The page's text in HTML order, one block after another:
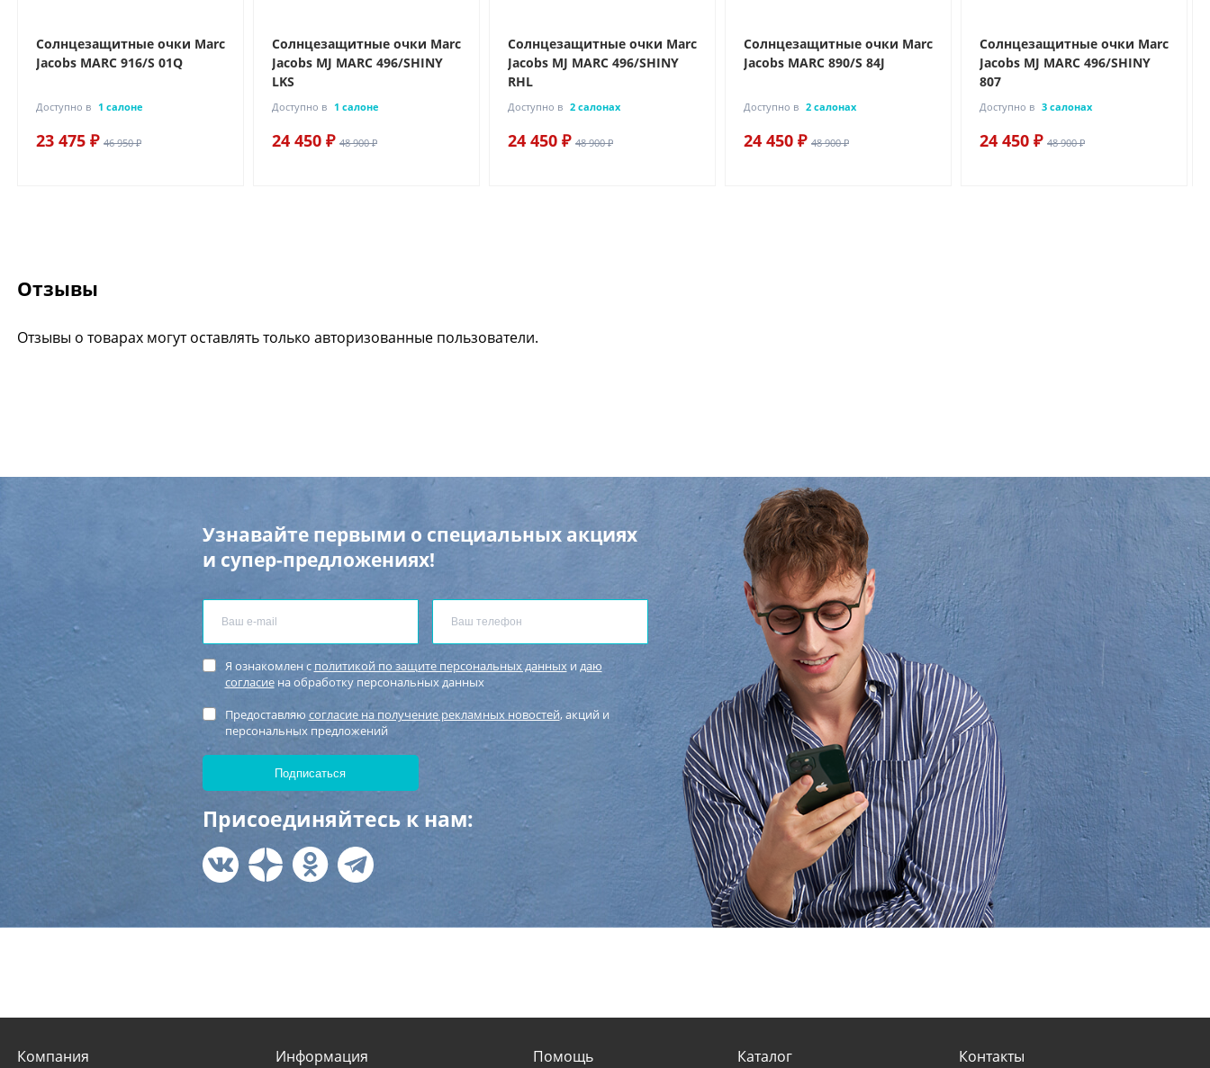
Солнцезащитные очки Marc
Jacobs MARC 916/S 01Q
Доступно в 1 салоне
23 475 ₽ 46 950 ₽
Солнцезащитные очки Marc
Jacobs MJ MARC 496/SHINY
LKS
Доступно в 1 салоне
24 450 ₽ 48 900 ₽
Солнцезащитные очки Marc
Jacobs MJ MARC 496/SHINY
RHL
Доступно в 2 салонах
24 450 ₽ 48 900 ₽
Солнцезащитные очки Marc
Jacobs MARC 890/S 84J
Доступно в 2 салонах
24 450 ₽ 48 900 ₽
Солнцезащитные очки Marc
Jacobs MJ MARC 496/SHINY
807
Доступно в 3 салонах
24 450 ₽ 48 900 ₽
Отзывы
Отзывы о товарах могут оставлять только авторизованные пользователи.
Узнавайте первыми о специальных акциях
и супер-предложениях!
Я ознакомлен с политикой по защите персональных данныхи даю
согласиена обработку персональных данных
Предоставляю согласие на получение рекламных новостей, акций и
персональных предложений
Присоединяйтесь к нам:
Компания
Информация
Помощь
Каталог
Контакты